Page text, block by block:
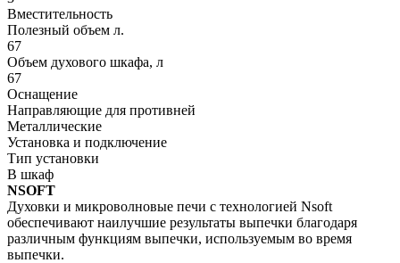
Вместительность
Полезный объем л.
67
Объем духового шкафа, л
67
Оснащение
Направляющие для противней
Металлические
Установка и подключение
Тип установки
В шкаф
NSOFT
Духовки и микроволновые печи с технологией Nsoft
обеспечивают наилучшие результаты выпечки благодаря
различным функциям выпечки, используемым во время
выпечки.